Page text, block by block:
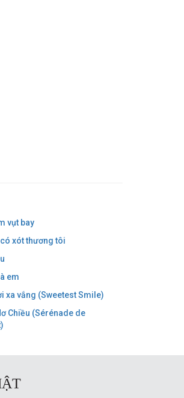
vụt bay
xót thương tôi
em
xa vắng (Sweetest Smile)
Chiều (Sérénade de